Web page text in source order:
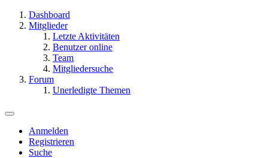
Dashboard
Mitglieder
Letzte Aktivitäten
Benutzer online
Team
Mitgliedersuche
Forum
Unerledigte Themen
Anmelden
Registrieren
Suche